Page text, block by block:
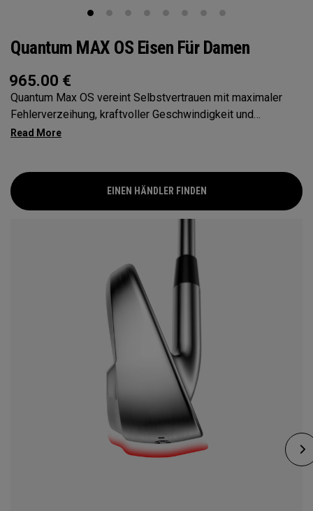
Quantum MAX OS Eisen Für Damen
965.00 €
Quantum Max OS vereint Selbstvertrauen mit maximaler
Fehlerverzeihung, kraftvoller Geschwindigkeit und
konstanter Weite – alles in einer übergroßen Form, die
EINEN HÄNDLER FINDEN